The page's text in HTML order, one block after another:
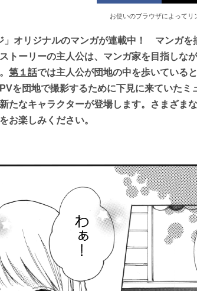
お使いのブラウザによって
」オリジナルのマンガが連載中！ マンガを
トーリーの主人公は、マンガ家を目指しな
第１話では主人公が団地の中を歩いている
を団地で撮影するために下見に来ていたミ
なキャラクターが登場します。さまざま
お楽しみください。